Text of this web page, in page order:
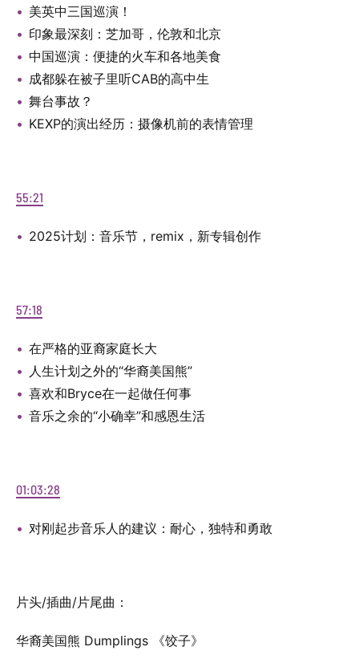
美英中三国巡演！
印象最深刻：芝加哥，伦敦和北京
中国巡演：便捷的火车和各地美食
成都躲在被子里听CAB的高中生
舞台事故？
KEXP的演出经历：摄像机前的表情管理
55:21
2025计划：音乐节，remix，新专辑创作
57:18
在严格的亚裔家庭长大
人生计划之外的“华裔美国熊”
喜欢和Bryce在一起做任何事
音乐之余的“小确幸”和感恩生活
01:03:28
对刚起步音乐人的建议：耐心，独特和勇敢
片头/插曲/片尾曲：
华裔美国熊 Dumplings 《饺子》